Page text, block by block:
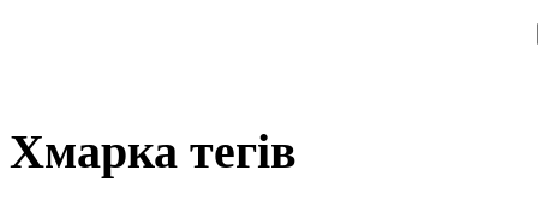
Хмарка тегів